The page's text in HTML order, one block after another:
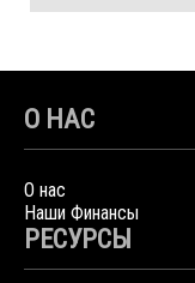
О НАС
О нас
Наши Финансы
РЕСУРСЫ